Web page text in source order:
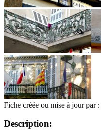
Fiche créée ou mise à jour par :
Description: